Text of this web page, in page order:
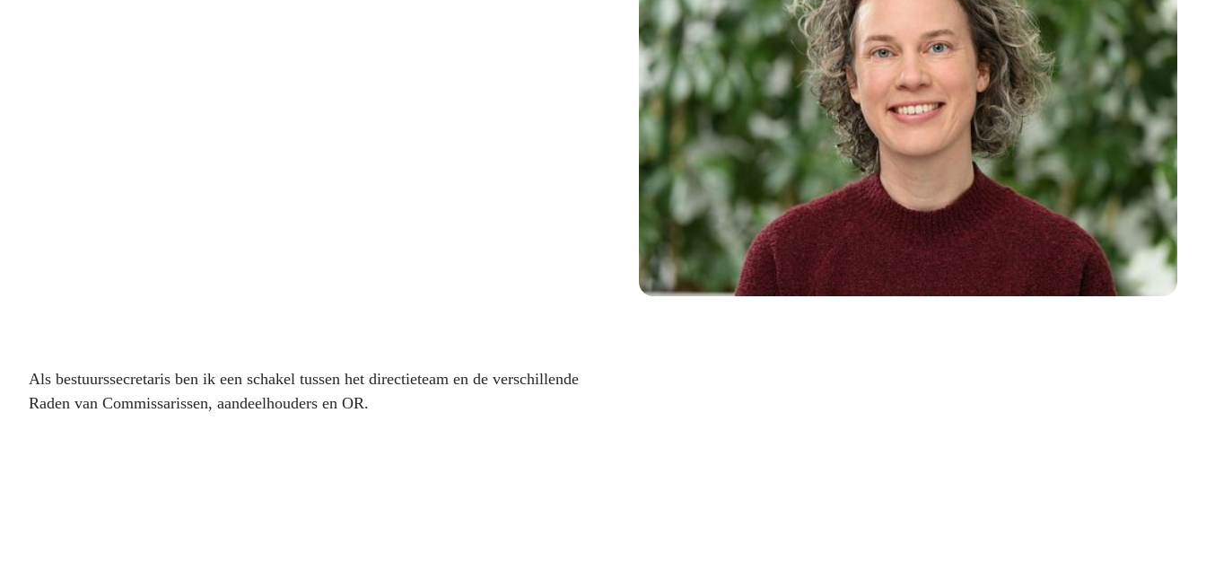
Als bestuurssecretaris ben ik een schakel tussen het directieteam en de verschillende
Raden van Commissarissen, aandeelhouders en OR.